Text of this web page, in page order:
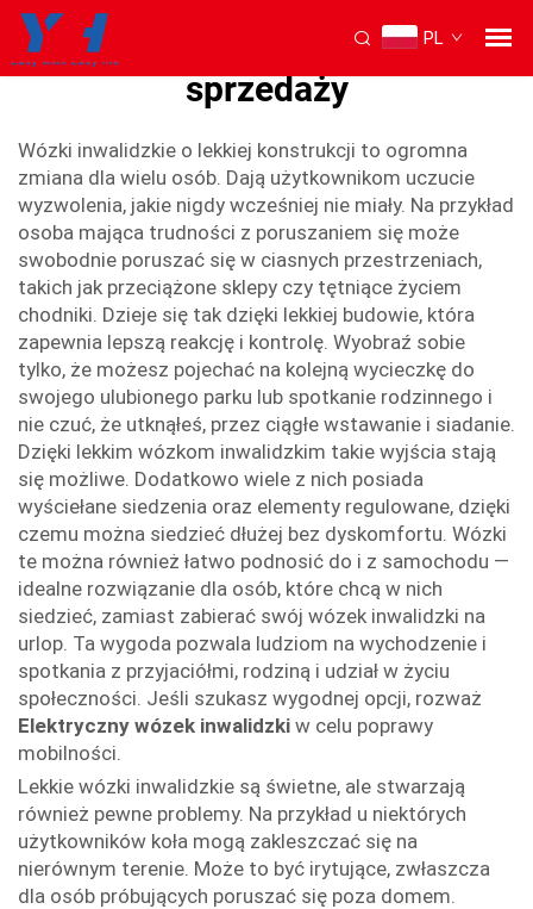
PL
lekkie wózki inwalidzkie do
sprzedaży
Wózki inwalidzkie o lekkiej konstrukcji to ogromna
zmiana dla wielu osób. Dają użytkownikom uczucie
wyzwolenia, jakie nigdy wcześniej nie miały. Na przykład
osoba mająca trudności z poruszaniem się może
swobodnie poruszać się w ciasnych przestrzeniach,
takich jak przeciążone sklepy czy tętniące życiem
chodniki. Dzieje się tak dzięki lekkiej budowie, która
zapewnia lepszą reakcję i kontrolę. Wyobraź sobie
tylko, że możesz pojechać na kolejną wycieczkę do
swojego ulubionego parku lub spotkanie rodzinnego i
nie czuć, że utknąłeś, przez ciągłe wstawanie i siadanie.
Dzięki lekkim wózkom inwalidzkim takie wyjścia stają
się możliwe. Dodatkowo wiele z nich posiada
wyściełane siedzenia oraz elementy regulowane, dzięki
czemu można siedzieć dłużej bez dyskomfortu. Wózki
te można również łatwo podnosić do i z samochodu —
idealne rozwiązanie dla osób, które chcą w nich
siedzieć, zamiast zabierać swój wózek inwalidzki na
urlop. Ta wygoda pozwala ludziom na wychodzenie i
spotkania z przyjaciółmi, rodziną i udział w życiu
społeczności. Jeśli szukasz wygodnej opcji, rozważ
Elektryczny wózek inwalidzki w celu poprawy
mobilności.
Lekkie wózki inwalidzkie są świetne, ale stwarzają
również pewne problemy. Na przykład u niektórych
użytkowników koła mogą zakleszczać się na
nierównym terenie. Może to być irytujące, zwłaszcza
dla osób próbujących poruszać się poza domem.